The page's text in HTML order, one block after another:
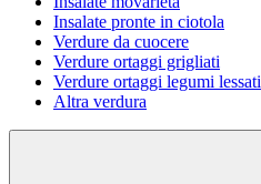
Insalate pronte in ciotola
Verdure da cuocere
Verdure ortaggi grigliati
Verdure ortaggi legumi lessati
Altra verdura